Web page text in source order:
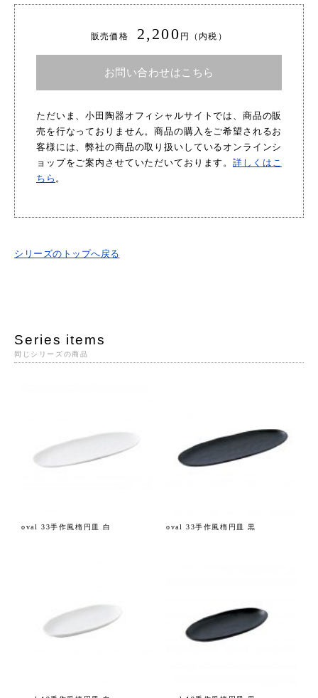
販売価格 2,200 円（内税）
お問い合わせはこちら
ただいま、小田陶器オフィシャルサイトでは、商品の販
売を行なっておりません。商品の購入をご希望されるお
客様には、弊社の商品の取り扱いしているオンラインシ
ョップをご案内させていただいております。詳しくはこ
ちら 。
シリーズのトップへ戻る
Series items
同じシリーズの商品
oval 33手作風楕円皿 白 oval 33手作風楕円皿 黒